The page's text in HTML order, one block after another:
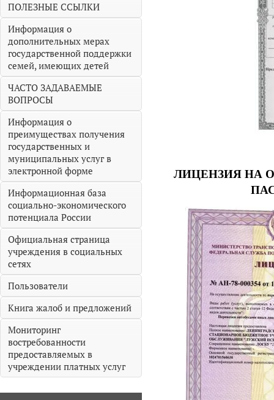
ПОЛЕЗНЫЕ ССЫЛКИ
Информация о
дополнительных мерах
государственной поддержки
семей, имеющих детей
ЧАСТО ЗАДАВАЕМЫЕ
ВОПРОСЫ
Информация о
преимуществах получения
государственных и
муниципальных услуг в
электронной форме
Информационная база
социально-экономического
потенциала России
Официальная страница
учреждения в социальных
сетях
Пользователи
Книга жалоб и предложений
Мониторинг
востребованности
предоставляемых в
учреждении платных услуг
ЛИЦЕНЗИЯ НА